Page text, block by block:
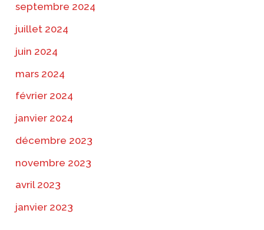
septembre 2024
juillet 2024
juin 2024
mars 2024
février 2024
janvier 2024
décembre 2023
novembre 2023
avril 2023
janvier 2023